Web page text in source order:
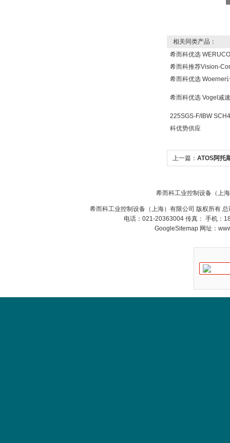
相关同类产品：
希而科优选
希而科推荐Vision-
希而科优选 Woerner
希而科优选 Vogel减
225SGS-F/IBW
科优势供应
上一篇： ATOS阿托
希而科工业控制设备（上
希而科工业控制设备（上海）有限公司 版权所有
电话：021-20363004 传真： 手机：
GoogleSitemap网址：